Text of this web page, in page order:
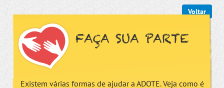
Voltar
FAÇA SUA PARTE
Existem várias formas de ajudar a ADOTE. Veja como é